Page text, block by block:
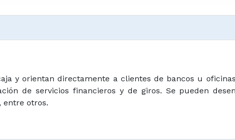
y orientan directamente a clientes de bancos u
de servicios financieros y de giros. Se pueden
entre otros.